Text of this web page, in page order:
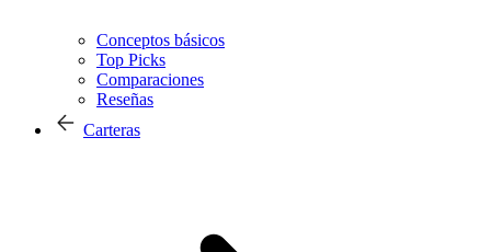
Conceptos básicos
Top Picks
Comparaciones
Reseñas
Carteras